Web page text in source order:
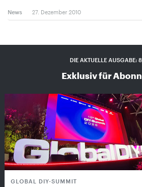
News 27. Dezember 2010
DIE AKTUELLE AUSGABE:
Exklusiv für
GLOBAL DIY-SUMMIT